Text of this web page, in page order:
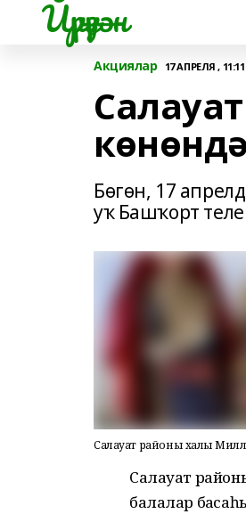
Йүрүҙән
Акциялар 17 АПРЕЛЯ , 11:11
Бөгөн, 17
уҡ Башҡорт
Салауат районы халҡы
Салауат
балалар